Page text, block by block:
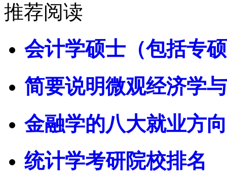
推荐阅读
会计学硕士（包括专
简要说明微观经济学
金融学的八大就业方
统计学考研院校排名